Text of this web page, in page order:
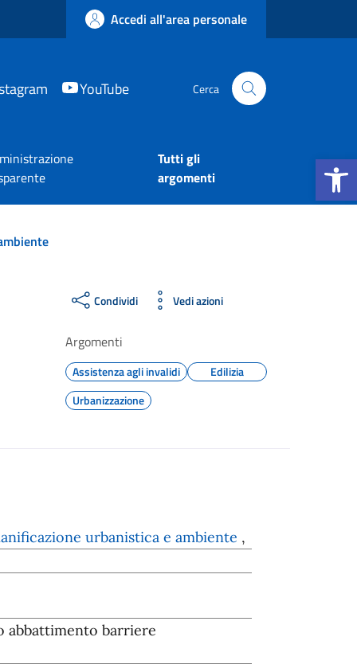
Apri la
Accedi all'area personale
YouTube Cerca
Tutti gli
argomenti
Condividi Vedi azioni
Argomenti
Assistenza agli invalidi
Edilizia
Urbanizzazione
urbanistica e ambiente ,
abbattimento barriere